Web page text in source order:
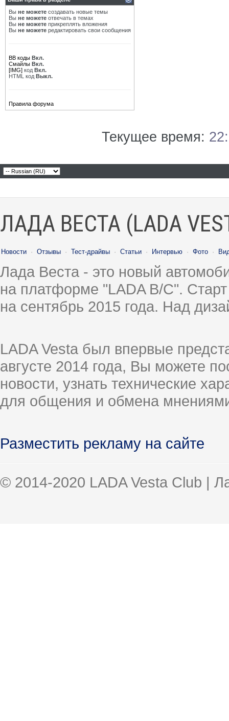
Вы не можете создавать новые темы
Вы не можете отвечать в темах
Вы не можете прикреплять вложения
Вы не можете редактировать свои сообщения
BB коды Вкл.
Смайлы Вкл.
[IMG] код Вкл.
HTML код Выкл.
Правила форума
Текущее время:
ЛАДА ВЕСТА (LADA
Новости · Отзывы · Тест-драйвы · Статьи · Интервью · Фото ·
Лада Веста - это новый
на платформе "LADA B/C".
на сентябрь 2015 года. Над
LADA Vesta был впервые
августе 2014 года, Вы можете
новости, узнать технические
для общения и обмена
Разместить рекламу на сайте
© 2014-2020 LADA Vesta Club |